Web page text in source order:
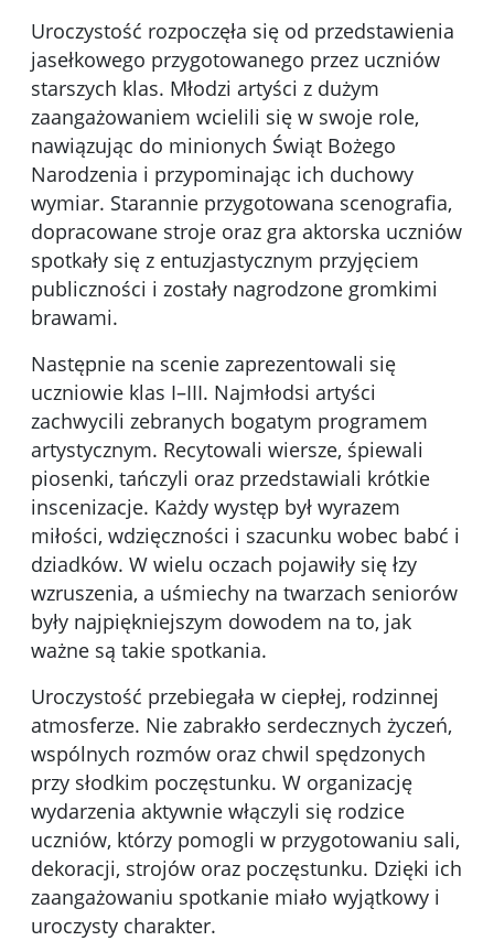
Uroczystość rozpoczęła się od przedstawienia
jasełkowego przygotowanego przez uczniów
starszych klas. Młodzi artyści z dużym
zaangażowaniem wcielili się w swoje role,
nawiązując do minionych Świąt Bożego
Narodzenia i przypominając ich duchowy
wymiar. Starannie przygotowana scenografia,
dopracowane stroje oraz gra aktorska uczniów
spotkały się z entuzjastycznym przyjęciem
publiczności i zostały nagrodzone gromkimi
brawami.
Następnie na scenie zaprezentowali się
uczniowie klas I–III. Najmłodsi artyści
zachwycili zebranych bogatym programem
artystycznym. Recytowali wiersze, śpiewali
piosenki, tańczyli oraz przedstawiali krótkie
inscenizacje. Każdy występ był wyrazem
miłości, wdzięczności i szacunku wobec babć i
dziadków. W wielu oczach pojawiły się łzy
wzruszenia, a uśmiechy na twarzach seniorów
były najpiękniejszym dowodem na to, jak
ważne są takie spotkania.
Uroczystość przebiegała w ciepłej, rodzinnej
atmosferze. Nie zabrakło serdecznych życzeń,
wspólnych rozmów oraz chwil spędzonych
przy słodkim poczęstunku. W organizację
wydarzenia aktywnie włączyli się rodzice
uczniów, którzy pomogli w przygotowaniu sali,
dekoracji, strojów oraz poczęstunku. Dzięki ich
zaangażowaniu spotkanie miało wyjątkowy i
uroczysty charakter.